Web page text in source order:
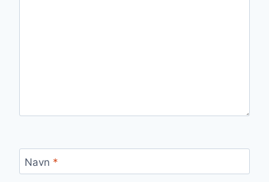
Navn *